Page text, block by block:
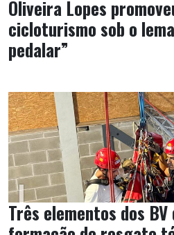
Oliveira Lopes
cicloturismo sob o
pedalar”
Três elementos dos BV